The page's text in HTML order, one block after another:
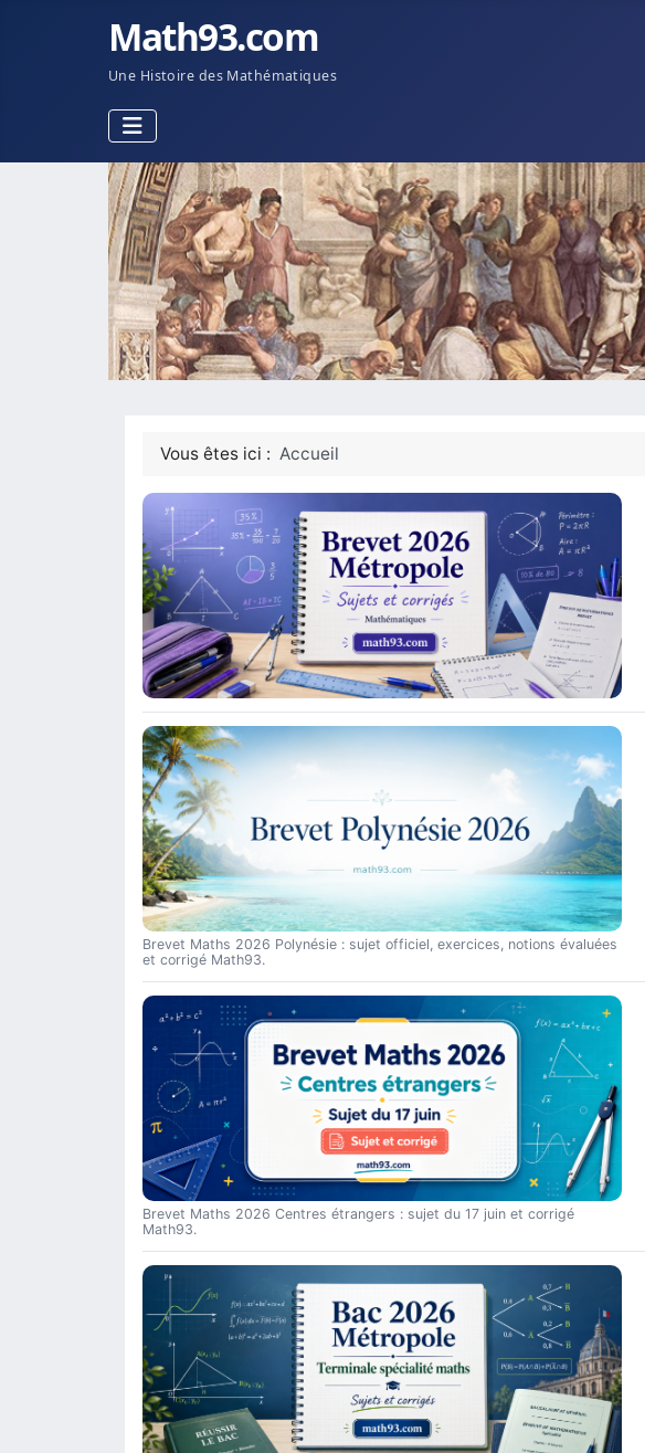
Math93.com
Une Histoire des Mathématiques
Vous êtes ici :Accueil
Brevet Maths 2026 Polynésie : sujet officiel, exercices, notions évaluées
et corrigé Math93.
Brevet Maths 2026 Centres étrangers : sujet du 17 juin et corrigé
Math93.